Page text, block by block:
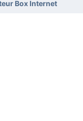
Box Internet